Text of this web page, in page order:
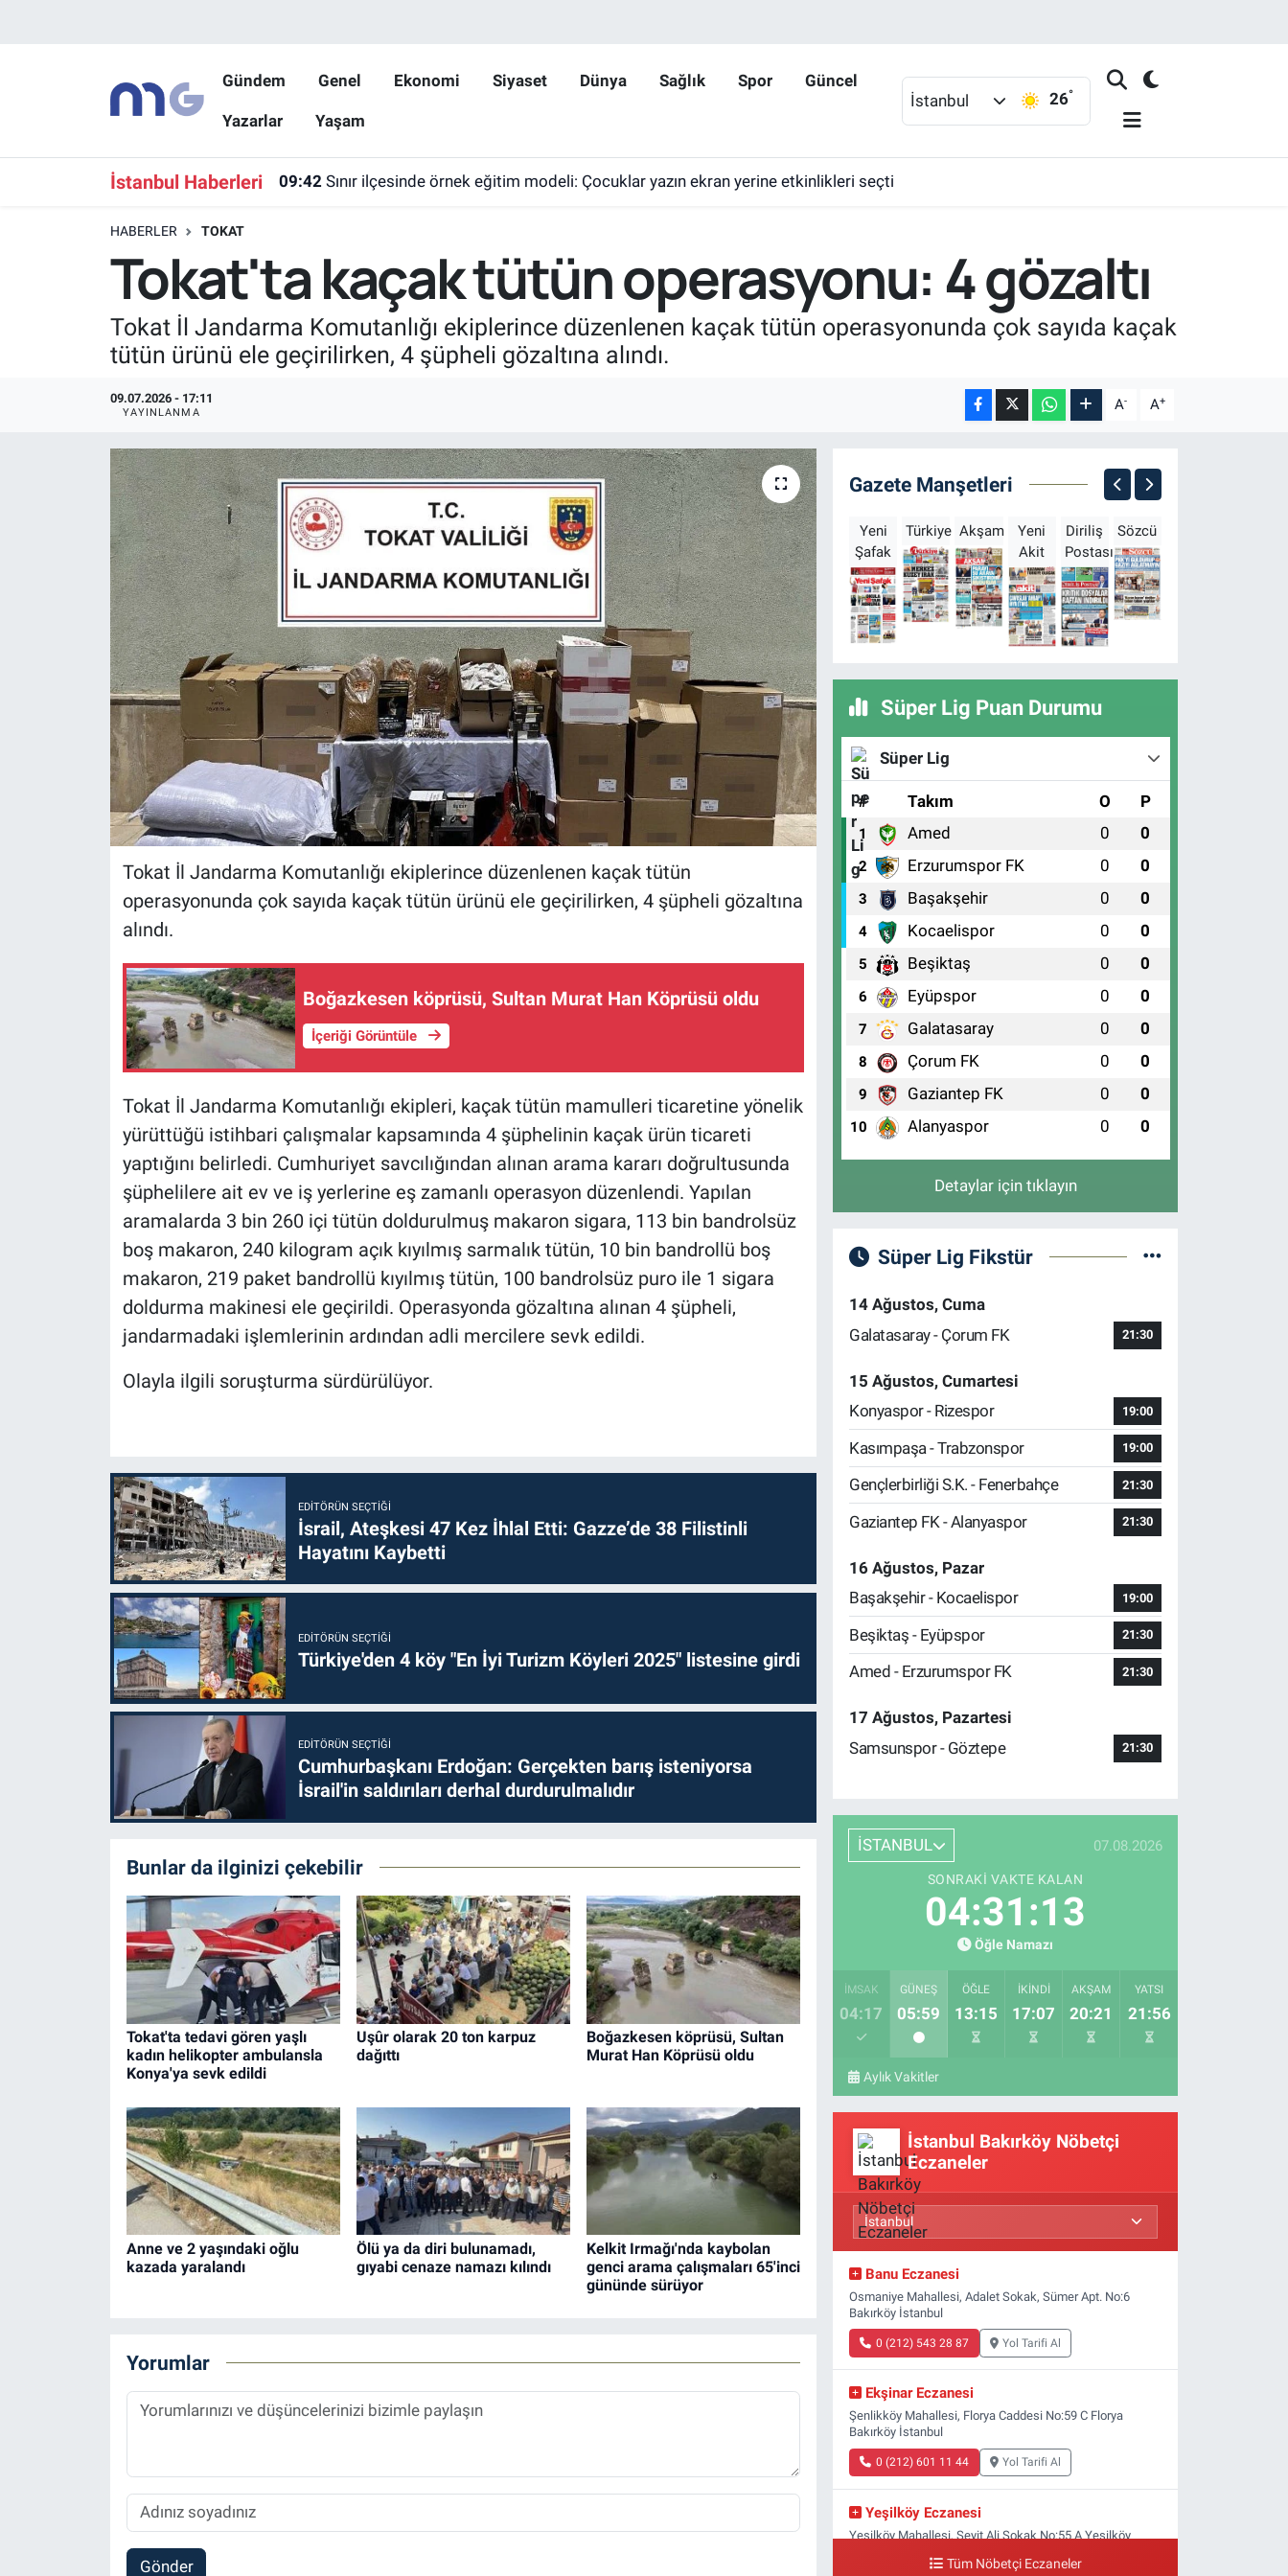
Gündem Genel Ekonomi Siyaset Dünya Sağlık Spor Güncel
Yazarlar Yaşam
İstanbul 26°
İstanbul Haberleri 09:42 Sınır ilçesinde örnek eğitim modeli: Çocuklar yazın ekran yerine etkinlikleri seçti
HABERLER TOKAT
Tokat'ta kaçak tütün operasyonu: 4 gözaltı
Tokat İl Jandarma Komutanlığı ekiplerince düzenlenen kaçak tütün operasyonunda çok sayıda kaçak
tütün ürünü ele geçirilirken, 4 şüpheli gözaltına alındı.
09.07.2026 - 17:11
YAYINLANMA A- A+
Tokat İl Jandarma Komutanlığı ekiplerince düzenlenen kaçak tütün
operasyonunda çok sayıda kaçak tütün ürünü ele geçirilirken, 4 şüpheli gözaltına
alındı.
Boğazkesen köprüsü, Sultan Murat Han Köprüsü oldu
İçeriği Görüntüle
Tokat İl Jandarma Komutanlığı ekipleri, kaçak tütün mamulleri ticaretine yönelik
yürüttüğü istihbari çalışmalar kapsamında 4 şüphelinin kaçak ürün ticareti
yaptığını belirledi. Cumhuriyet savcılığından alınan arama kararı doğrultusunda
şüphelilere ait ev ve iş yerlerine eş zamanlı operasyon düzenlendi. Yapılan
aramalarda 3 bin 260 içi tütün doldurulmuş makaron sigara, 113 bin bandrolsüz
boş makaron, 240 kilogram açık kıyılmış sarmalık tütün, 10 bin bandrollü boş
makaron, 219 paket bandrollü kıyılmış tütün, 100 bandrolsüz puro ile 1 sigara
doldurma makinesi ele geçirildi. Operasyonda gözaltına alınan 4 şüpheli,
jandarmadaki işlemlerinin ardından adli mercilere sevk edildi.
Olayla ilgili soruşturma sürdürülüyor.
EDITÖRÜN SEÇTIĞI
İsrail, Ateşkesi 47 Kez İhlal Etti: Gazze’de 38 Filistinli
Hayatını Kaybetti
EDITÖRÜN SEÇTIĞI
Türkiye'den 4 köy "En İyi Turizm Köyleri 2025" listesine girdi
EDITÖRÜN SEÇTIĞI
Cumhurbaşkanı Erdoğan: Gerçekten barış isteniyorsa
İsrail'in saldırıları derhal durdurulmalıdır
Bunlar da ilginizi çekebilir
Tokat'ta tedavi gören yaşlı
kadın helikopter ambulansla
Konya'ya sevk edildi
Uşûr olarak 20 ton karpuz
dağıttı
Boğazkesen köprüsü, Sultan
Murat Han Köprüsü oldu
Anne ve 2 yaşındaki oğlu
kazada yaralandı
Ölü ya da diri bulunamadı,
gıyabi cenaze namazı kılındı
Kelkit Irmağı'nda kaybolan
genci arama çalışmaları 65'inci
gününde sürüyor
Yorumlar
Gönder
Gazete Manşetleri
Yeni
Şafak
Türkiye Akşam
Yeni
Akit
Diriliş
Postası
Sözcü
Süper Lig Puan Durumu
Süper Lig
# Takım O P
1 Amed 0 0
2 Erzurumspor FK 0 0
3 Başakşehir 0 0
4 Kocaelispor 0 0
5 Beşiktaş 0 0
6 Eyüpspor 0 0
7 Galatasaray 0 0
8 Çorum FK 0 0
9 Gaziantep FK 0 0
10 Alanyaspor 0 0
Detaylar için tıklayın
Süper Lig Fikstür
14 Ağustos, Cuma
Galatasaray - Çorum FK
21:30
15 Ağustos, Cumartesi
Konyaspor - Rizespor
19:00
Kasımpaşa - Trabzonspor 19:00
Gençlerbirliği S.K. - Fenerbahçe 21:30
Gaziantep FK - Alanyaspor 21:30
16 Ağustos, Pazar
Başakşehir - Kocaelispor
19:00
Beşiktaş - Eyüpspor 21:30
Amed - Erzurumspor FK 21:30
17 Ağustos, Pazartesi
Samsunspor - Göztepe
21:30
İSTANBUL 07.08.2026
SONRAKI VAKTE KALAN
04:31:12
Öğle Namazı
İMSAK
04:17
GÜNEŞ
05:59
ÖĞLE
13:15
İKINDI
17:07
AKŞAM
20:21
YATSI
21:56
Aylık Vakitler
İstanbul Bakırköy Nöbetçi
Eczaneler
Banu Eczanesi
Osmaniye Mahallesi, Adalet Sokak, Sümer Apt. No:6
Bakırköy İstanbul
0 (212) 543 28 87 Yol Tarifi Al
Ekşinar Eczanesi
Şenlikköy Mahallesi, Florya Caddesi No:59 C Florya
Bakırköy İstanbul
0 (212) 601 11 44 Yol Tarifi Al
Yeşilköy Eczanesi
Yeşilköy Mahallesi, Seyit Ali Sokak No:55 A Yeşilköy
Tüm Nöbetçi Eczaneler
Hava Durumu
İstanbul Namaz Vakitleri
Süper Lig Puan Durumu ve Fikstür
Tüm Manşetler
Son Dakika Haberleri
Haber Arşivi